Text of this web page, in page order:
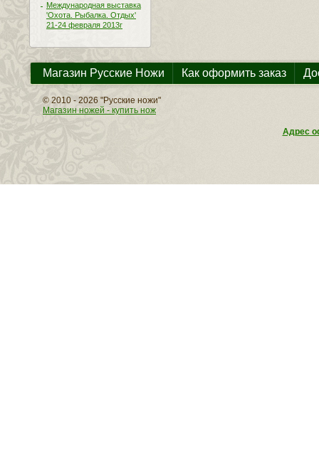
Международная выставка
'Охота. Рыбалка. Отдых'
21-24 февраля 2013г
Магазин Русские Ножи Как оформить заказ
© 2010 - 2026 "Русские ножи"
Магазин ножей - купить нож
Адрес